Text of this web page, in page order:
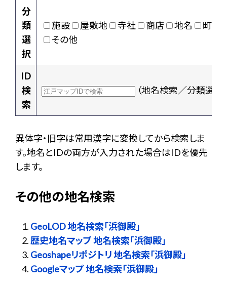
分
類
選
択
施設 屋敷地 寺社 商店 地名
町村
その他
ID
検
索
（地名検索／分類選択
異体字・旧字は常用漢字に変換してから検索しま
す。地名とIDの両方が入力された場合はIDを優先
します。
その他の地名検索
GeoLOD 地名検索「浜御殿」
歴史地名マップ 地名検索「浜御殿」
Geoshapeリポジトリ 地名検索「浜御殿」
Googleマップ 地名検索「浜御殿」